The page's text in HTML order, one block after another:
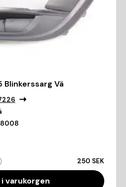
Blinkerssarg Vä
250 SEK
i varukorgen